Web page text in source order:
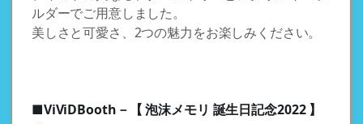
ルダーでご用意しました。
美しさと可愛さ、2つの魅力をお楽しみください。
■ViViDBooth－【 泡沫メモリ 誕生日記念2022 】